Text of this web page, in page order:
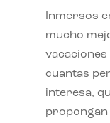
Inmersos
mucho
vacaciones
cuantas
interesa,
propongan